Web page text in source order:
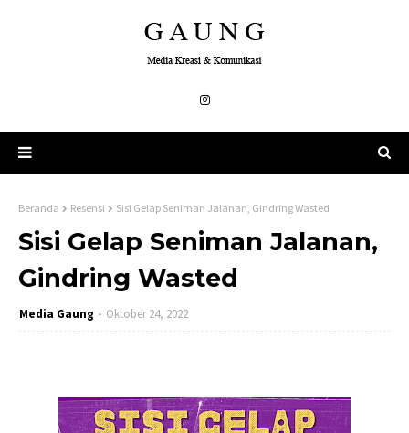
Beranda Resensi Sisi Gelap Seniman Jalanan, Gindring Wasted
Sisi Gelap Seniman Jalanan,
Gindring Wasted
Media Gaung Oktober 24, 2022